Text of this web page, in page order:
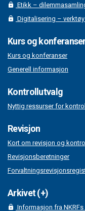
Etikk –
Digitalisering – verktøy
Kurs og
Kurs og konferanser
Generell informasjon
Kontrollutvalg
Nyttig ressurser for
Revisjon
Kort om revisjon og
Revisjonsberetninger
Arkivet (+)
Informasjon fra NKRFs